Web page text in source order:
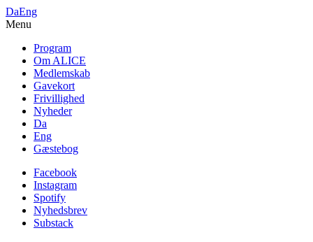
DaEng
Menu
Program
Om ALICE
Medlemskab
Gavekort
Frivillighed
Nyheder
Da
Eng
Gæstebog
Facebook
Instagram
Spotify
Nyhedsbrev
Substack